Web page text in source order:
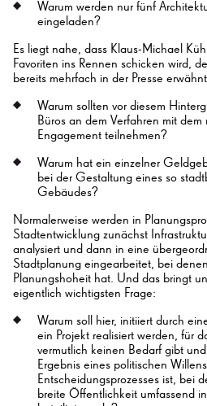
Warum werden nur fünf
eingeladen?
Es liegt nahe, dass Klaus-Michael
Favoriten ins Rennen schicken wird,
bereits mehrfach in der Presse
Warum sollten vor diesem
Büros an dem Verfahren mit dem
Engagement teilnehmen?
Warum hat ein einzelner
bei der Gestaltung eines so
Gebäudes?
Normalerweise werden in
Stadtentwicklung zunächst
analysiert und dann in eine
Stadtplanung eingearbeitet, bei
Planungshoheit hat. Und das bringt
eigentlich wichtigsten Frage:
Warum soll hier, initiiert durch
ein Projekt realisiert werden, für
vermutlich keinen Bedarf gibt
Ergebnis eines politischen
Entscheidungsprozesses ist, bei
breite Öffentlichkeit umfassend